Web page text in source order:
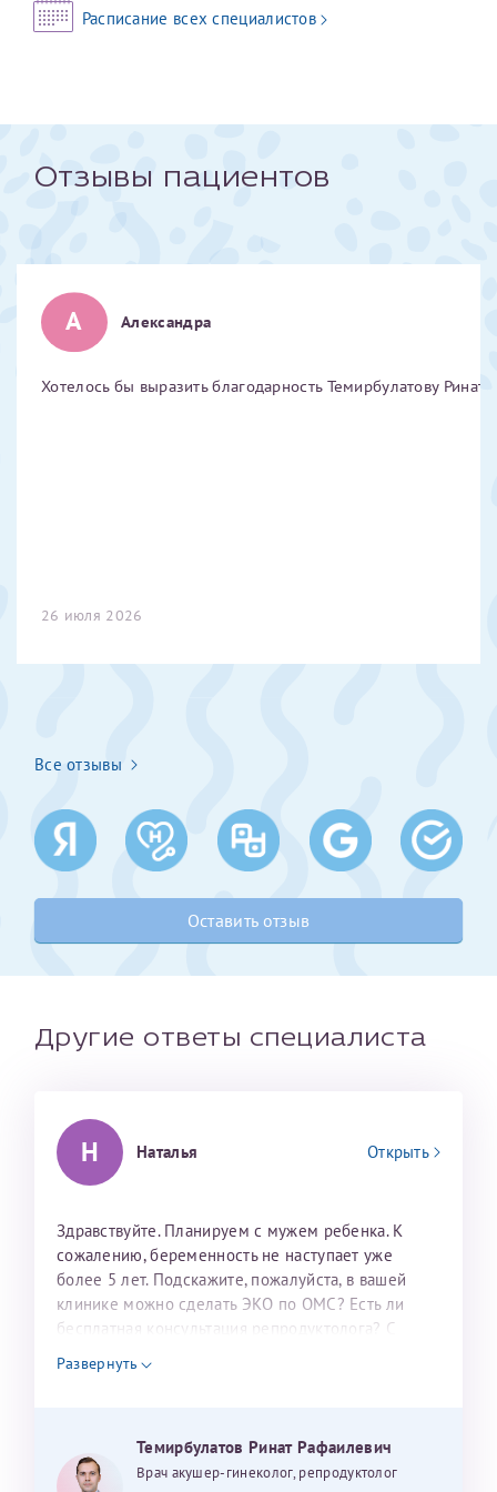
Расписание всех специалистов
Отзывы пациентов
А Александра
Хотелось бы выразить благодарность Темирбулатову
26 июля 2026
Все отзывы
Оставить отзыв
Александра
мы ему благодарны. Благодаря ему мы стали
счастливыми родителями доченьки, которой
Другие ответы специалиста
Н Наталья Открыть
Здравствуйте. Планируем с мужем ребенка. К
сожалению, беременность не наступает уже
более 5 лет. Подскажите, пожалуйста, в вашей
клинике можно сделать ЭКО по ОМС? Есть ли
бесплатная консультация репродуктолога? С
уважением, Наталья Баранова.
Развернуть
Темирбулатов Ринат Рафаилевич
Врач акушер-гинеколог, репродуктолог
Отчество*
налогоплательщик, тот, кто будет получать вычет - ФИО
налогоплательщика
За год/годы
2022
Лично в кассе центра
Телефон*
Электронная почта*
вашими данными и местом выдачи)